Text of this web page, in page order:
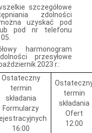
szczegółowe
zdolności
uzyskać pod
pod nr telefonu
harmonogram
przesyłowe
2023 r.:
Ostateczny
termin
składania
Formularzy
16:00
termin
składania
Ofert
12:00